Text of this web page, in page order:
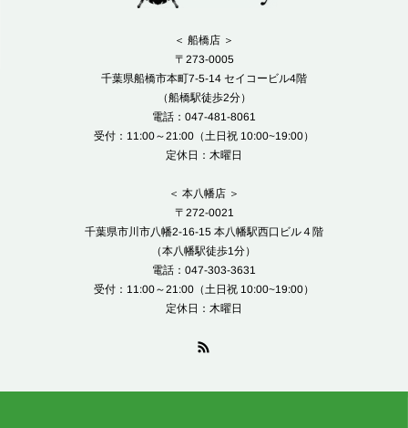
＜ 船橋店 ＞
〒273-0005
千葉県船橋市本町7-5-14 セイコービル4階
（船橋駅徒歩2分）
電話：047-481-8061
受付：11:00～21:00（土日祝 10:00~19:00）
定休日：木曜日
＜ 本八幡店 ＞
〒272-0021
千葉県市川市八幡2-16-15 本八幡駅西口ビル４階
（本八幡駅徒歩1分）
電話：047-303-3631
受付：11:00～21:00（土日祝 10:00~19:00）
定休日：木曜日